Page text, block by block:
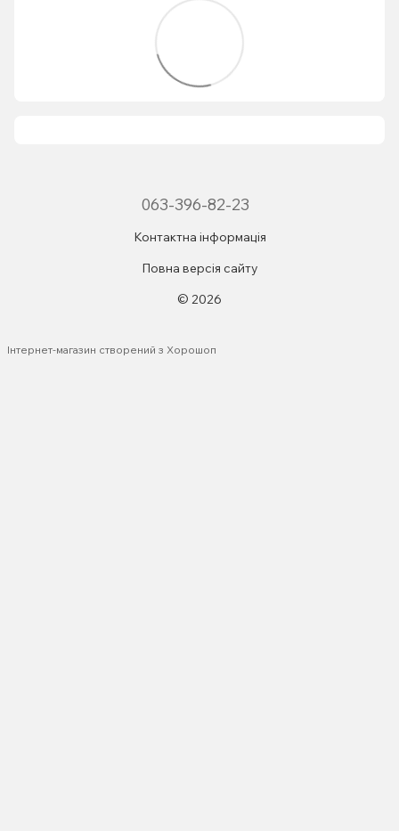
063-396-82-23
Контактна інформація
Повна версія сайту
© 2026
Інтернет-магазин створений з Хорошоп